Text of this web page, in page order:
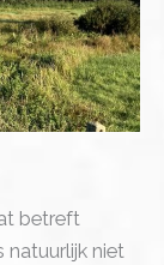
betreft
natuurlijk niet